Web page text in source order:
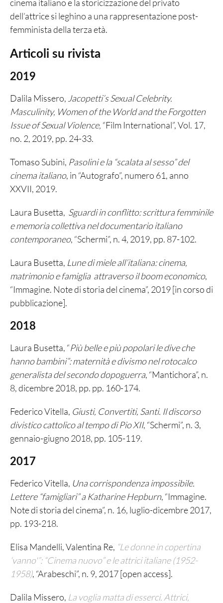
cinema italiano e la storicizzazione del privato
dell’attrice si leghino a una rappresentazione post-
femminista della terza età.
Articoli su rivista
2019
Dalila Missero, Jacopetti’s Sexual Celebrity.
Masculinity, Women of the World and the Forgotten
Issue of Sexual Violence, “Film International”, Vol. 17,
no. 2, 2019, pp. 24-33.
Tomaso Subini, Pasolini e la “scalata al sesso” del
cinema italiano, in “Autografo”, numero 61, anno
XXVII, 2019.
Laura Busetta, Sguardi in conflitto: scrittura femminile
e memoria collettiva nel documentario italiano
contemporaneo, “Schermi”, n. 4, 2019, pp. 87-102.
Laura Busetta, Lune di miele all’italiana: cinema,
matrimonio e famiglia attraverso il boom economico,
“Immagine. Note di storia del cinema”, 2019 [in corso di
pubblicazione].
2018
Laura Busetta, “Più belle e più popolari le dive che
hanno bambini”: maternità e divismo nel rotocalco
generalista del secondo dopoguerra, “Mantichora”, n.
8, dicembre 2018, pp. pp. 160-174.
Federico Vitella, Giusti, Convertiti, Santi. Il discorso
divistico cattolico al tempo di Pio XII, “Schermi”, n. 3,
gennaio-giugno 2018, pp. 105-119.
2017
Federico Vitella, Una corrispondenza impossibile.
Lettere “famigliari” a Katharine Hepburn, “Immagine.
Note di storia del cinema”, n. 16, luglio-dicembre 2017,
pp. 193-218.
Elisa Mandelli, Valentina Re, “Le donne in copertina
‘vanno'”: “Cinema nuovo” e le attrici italiane (1952-
1958), “Arabeschi”, n. 9, 2017 [open access].
Dalila Missero, La voglia matta di esserci. Attrici,